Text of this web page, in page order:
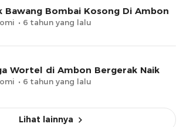
Bawang Bombai Kosong Di Ambon
6 tahun yang lalu
Wortel di Ambon Bergerak Naik
6 tahun yang lalu
Lihat lainnya